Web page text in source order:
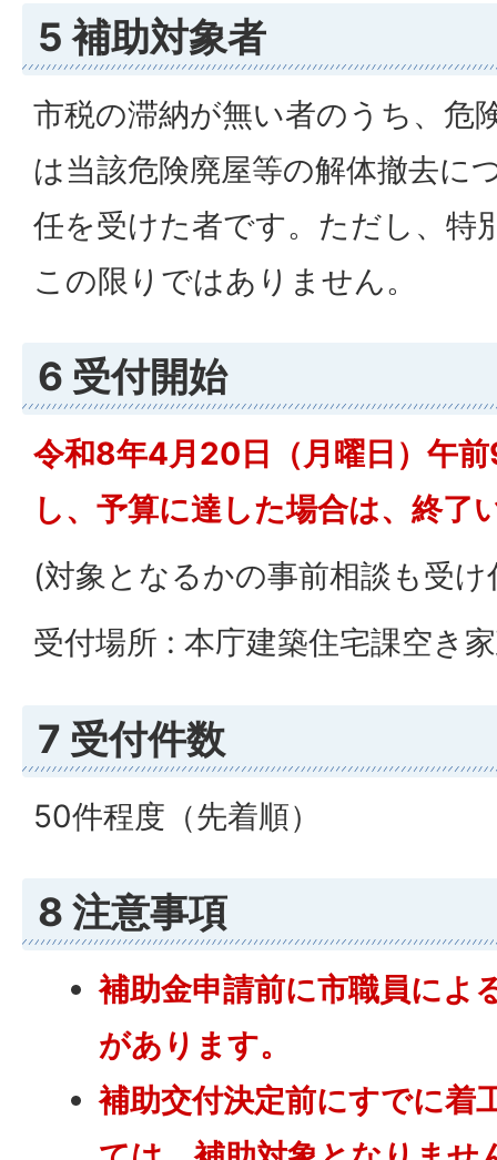
5 補助対象者
市税の滞納が無い者のうち、危
は当該危険廃屋等の解体撤去に
任を受けた者です。ただし、特
この限りではありません。
6 受付開始
令和8年4月20日（月曜日）午
し、予算に達した場合は、終了
(対象となるかの事前相談も受
受付場所 : 本庁建築住宅課空き
7 受付件数
50件程度（先着順）
8 注意事項
補助金申請前に市職員によ
があります。
補助交付決定前にすでに着